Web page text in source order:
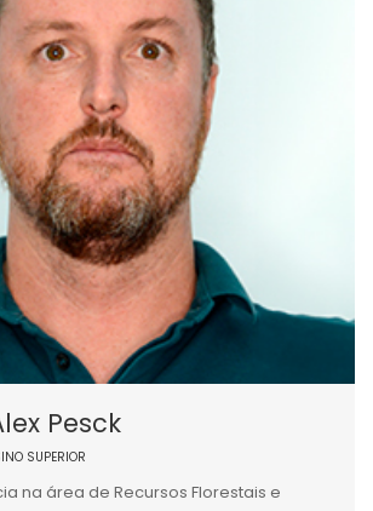
Pesck
SUPERIOR
na área de Recursos Florestais e